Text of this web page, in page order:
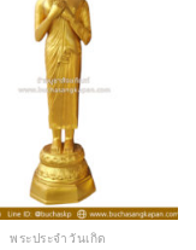
พระประจำวันเกิด